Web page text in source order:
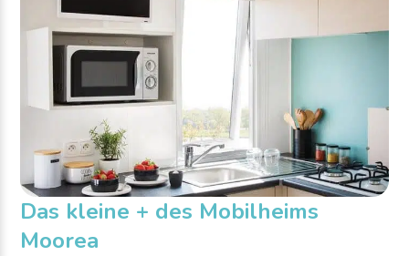
Das kleine + des Mobilheims
Moorea